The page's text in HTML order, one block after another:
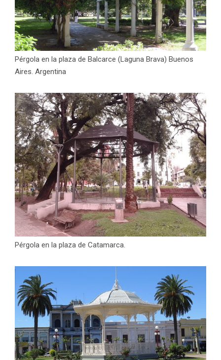
Pérgola en la plaza de Balcarce (Laguna Brava) Buenos
Aires. Argentina
Pérgola en la plaza de Catamarca.